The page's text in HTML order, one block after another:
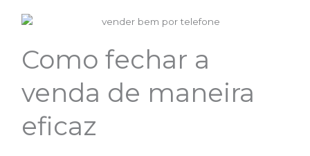
Como fechar a
venda de maneira
eficaz